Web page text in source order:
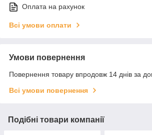
Оплата на рахунок
Всі умови оплати
Умови повернення
Повернення товару впродовж 14 днів за
Всі умови повернення
Подібні товари компанії